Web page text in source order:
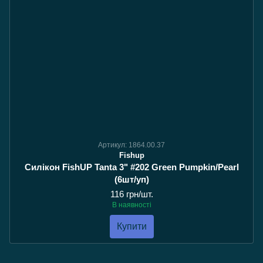
Артикул: 1864.00.37
Fishup
Силікон FishUP Tanta 3" #202 Green Pumpkin/Pearl
(6шт/уп)
116 грн/шт.
В наявності
Купити